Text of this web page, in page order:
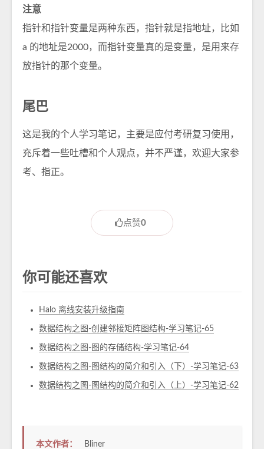
注意
指针和指针变量是两种东西，指针就是指地址，比如
a 的地址是2000，而指针变量真的是变量，是用来存
放指针的那个变量。
尾巴
这是我的个人学习笔记，主要是应付考研复习使用，
充斥着一些吐槽和个人观点，并不严谨，欢迎大家参
考、指正。
点赞0
你可能还喜欢
Halo 离线安装升级指南
数据结构之图-创建邻接矩阵图结构-学习笔记-65
数据结构之图-图的存储结构-学习笔记-64
数据结构之图-图结构的简介和引入（下）-学习笔记-63
数据结构之图-图结构的简介和引入（上）-学习笔记-62
本文作者：
Bliner